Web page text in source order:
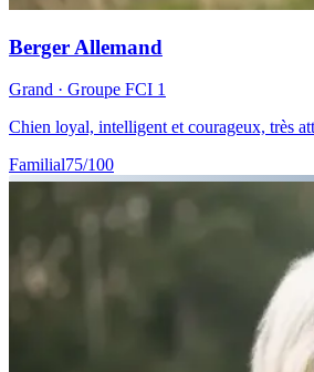
Berger Allemand
Grand · Groupe FCI 1
Chien loyal, intelligent et courageux, très
Familial75/100